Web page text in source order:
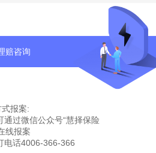
赔咨询
报案:
过微信公众号“慧择保险
线报案
话4006-366-366